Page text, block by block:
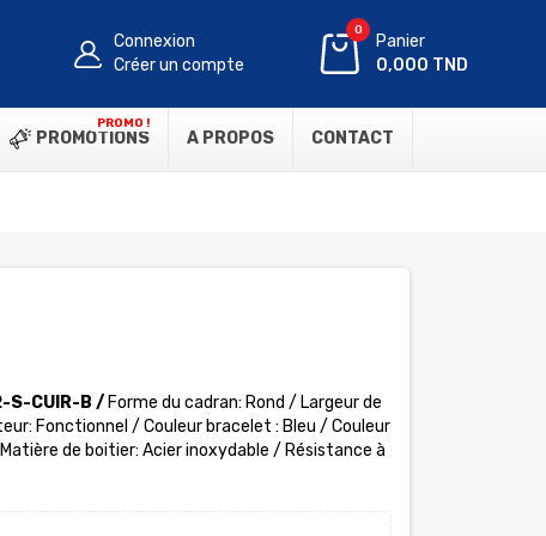
Connexion
Créer un compte
0
Panier
0,000 TND
PROMOTIONS
PROMO !
A PROPOS CONTACT
S-CUIR-B / Forme du cadran: Rond / Largeur de
Fonctionnel / Couleur bracelet : Bleu / Couleur
Matière de boitier: Acier inoxydable / Résistance à